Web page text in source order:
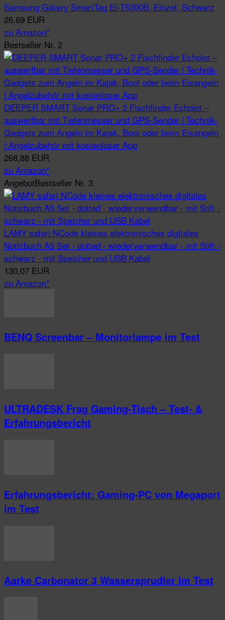
Samsung Galaxy SmartTag EI-T5300B, Einzel, Schwarz
26,69 EUR
zu Amazon*
Bestseller Nr. 2
DEEPER SMART Sonar PRO+ 2 Fischfinder Echolot –
auswerfbar mit Tiefenmesser und GPS-Sender | Technik-
Gadgets zum Angeln im Kajak, Boot oder beim Eisangeln
| Angelzubehör mit kostenloser App
268,88 EUR
zu Amazon*
AngebotBestseller Nr. 3
LAMY safari NCode kleines elektronisches digitales
Notizbuch A5 Set - dotted - wiederverwendbar - mit Stift -
schwarz - mit Speicher und USB Kabel
130,07 EUR
zu Amazon*
BENQ Screenbar – Monitorlampe im Test
ULTRADESK Frag Gaming-Tisch – Test- &
Erfahrungsbericht
Erfahrungsbericht: Gaming-PC von Megaport
im Test
Aarke Carbonator 3 Wassersprudler im Test